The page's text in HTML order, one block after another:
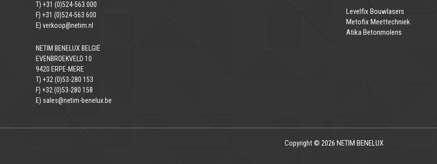
T) +31 (0)524-563 000
F) +31 (0)524-563 600
E) verkoop@netim.nl
NETIM BENELUX BELGIË
EVENBROEKVELD 10
9420 ERPE-MERE
T) +32 (0)53-280 153
F) +32 (0)53-280 158
E) sales@netim-benelux.be
Levelfix Bouwlasers
Metofix Meettechniek
Atika Betonmolens
Copyright © 2026 NETIM BENELUX